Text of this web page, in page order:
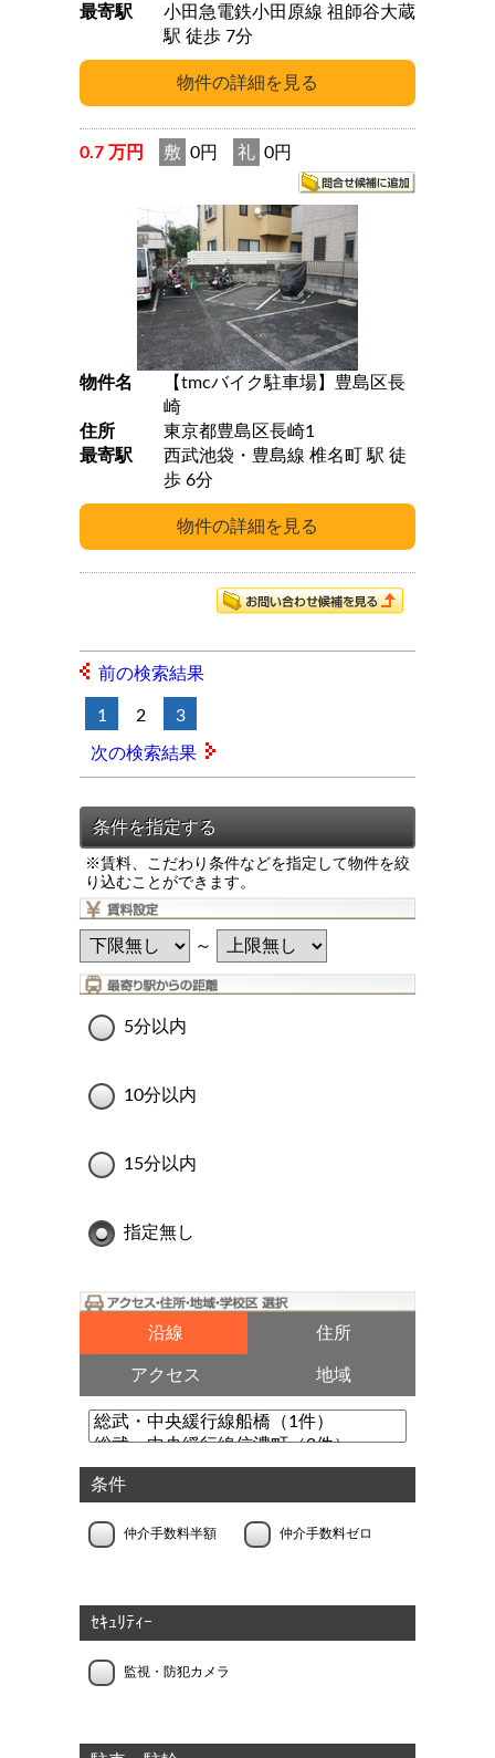
最寄駅
小田急電鉄小田原線 祖師谷大蔵
駅 徒歩 7分
0.7 万円 敷 0円 礼 0円
物件名
【tmcバイク駐車場】豊島区長
崎
住所
東京都豊島区長崎1
最寄駅
西武池袋・豊島線 椎名町 駅 徒
歩 6分
前の検索結果
1 2 3
次の検索結果
※賃料、こだわり条件などを指定して物件を絞
り込むことができます。
～
5分以内
10分以内
15分以内
指定無し
沿線 住所
アクセス 地域
条件
仲介手数料半額 仲介手数料ゼロ
ｾｷｭﾘﾃｨｰ
監視・防犯カメラ